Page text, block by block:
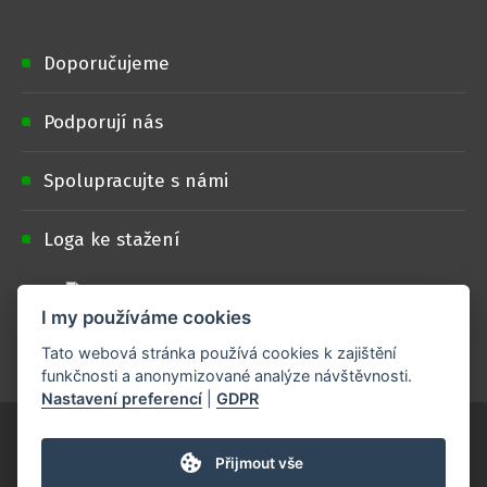
Doporučujeme
Podporují nás
Spolupracujte s námi
Loga ke stažení
Projekt je realizován s finanční podporou
Ministerstva zemědělství
Tvorba webových stránek, Redakční systém & Webdesign by
I my používáme cookies
Tato webová stránka používá cookies k zajištění
funkčnosti a anonymizované analýze návštěvnosti.
Nastavení preferencí |GDPR
Přijmout vše